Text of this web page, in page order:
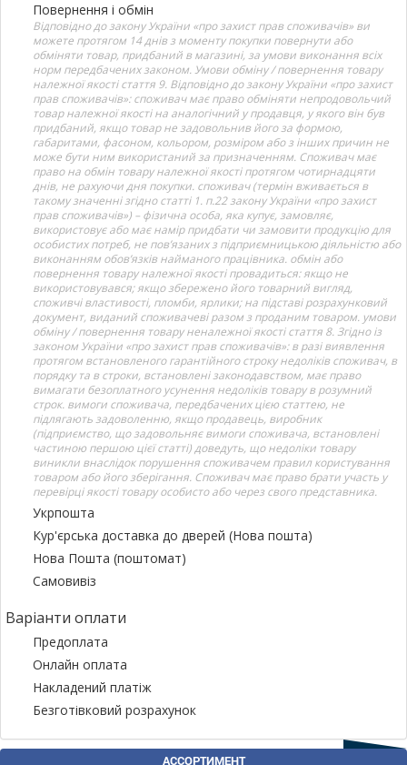
Повернення і обмін
Відповідно до закону України «про захист прав споживачів» ви
можете протягом 14 днів з моменту покупки повернути або
обміняти товар, придбаний в магазині, за умови виконання всіх
норм передбачених законом. Умови обміну / повернення товару
належної якості стаття 9. Відповідно до закону України «про захист
прав споживачів»: споживач має право обміняти непродовольчий
товар належної якості на аналогічний у продавця, у якого він був
придбаний, якщо товар не задовольнив його за формою,
габаритами, фасоном, кольором, розміром або з інших причин не
може бути ним використаний за призначенням. Споживач має
право на обмін товару належної якості протягом чотирнадцяти
днів, не рахуючи дня покупки. споживач (термін вживається в
такому значенні згідно статті 1. п.22 закону України «про захист
прав споживачів») – фізична особа, яка купує, замовляє,
використовує або має намір придбати чи замовити продукцію для
особистих потреб, не пов’язаних з підприємницькою діяльністю або
виконанням обов’язків найманого працівника. обмін або
повернення товару належної якості провадиться: якщо не
використовувався; якщо збережено його товарний вигляд,
споживчі властивості, пломби, ярлики; на підставі розрахунковий
документ, виданий споживачеві разом з проданим товаром. умови
обміну / повернення товару неналежної якості стаття 8. Згідно із
законом України «про захист прав споживачів»: в разі виявлення
протягом встановленого гарантійного строку недоліків споживач, в
порядку та в строки, встановлені законодавством, має право
вимагати безоплатного усунення недоліків товару в розумний
строк. вимоги споживача, передбачених цією статтею, не
підлягають задоволенню, якщо продавець, виробник
(підприємство, що задовольняє вимоги споживача, встановлені
частиною першою цієї статті) доведуть, що недоліки товару
виникли внаслідок порушення споживачем правил користування
товаром або його зберігання. Споживач має право брати участь у
перевірці якості товару особисто або через свого представника.
Укрпошта
Кур'єрська доставка до дверей (Нова пошта)
Нова Пошта (поштомат)
Самовивіз
Варіанти оплати
Предоплата
Онлайн оплата
Накладений платіж
Безготівковий розрахунок
АССОРТИМЕНТ